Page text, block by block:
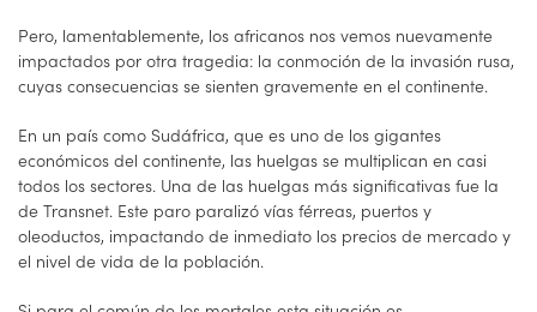
Pero, lamentablemente, los africanos nos vemos nuevamente
impactados por otra tragedia: la conmoción de la invasión rusa,
cuyas consecuencias se sienten gravemente en el continente.
En un país como Sudáfrica, que es uno de los gigantes
económicos del continente, las huelgas se multiplican en casi
todos los sectores. Una de las huelgas más significativas fue la
de Transnet. Este paro paralizó vías férreas, puertos y
oleoductos, impactando de inmediato los precios de mercado y
el nivel de vida de la población.